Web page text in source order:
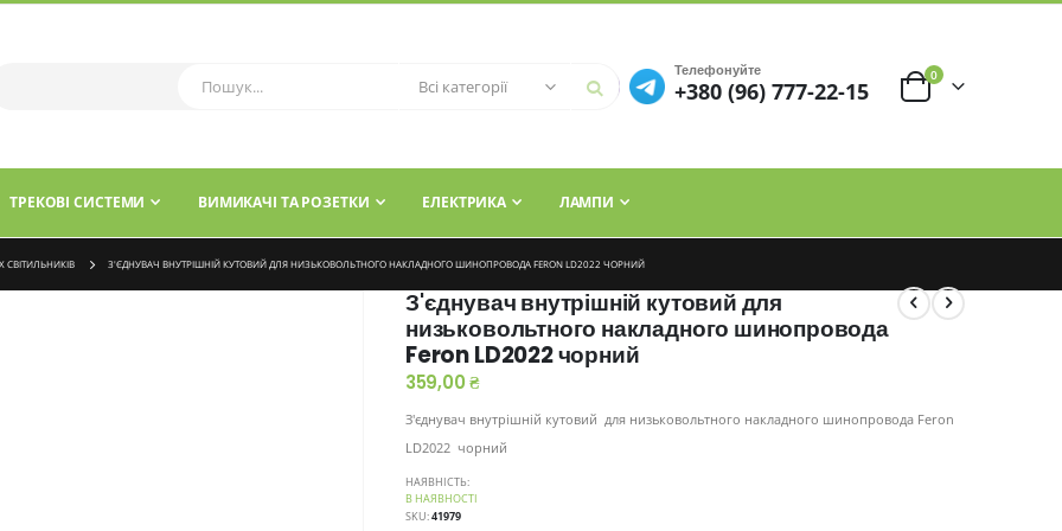
Телефонуйте
+380 (96) 777-22-15
0елементи
ТРЕКОВІ СИСТЕМИ ВИМИКАЧІ ТА РОЗЕТКИ ЕЛЕКТРИКА ЛАМПИ
СВІТИЛЬНИКІВ З'ЄДНУВАЧ ВНУТРІШНІЙ КУТОВИЙ ДЛЯ НИЗЬКОВОЛЬТНОГО НАКЛАДНОГО ШИНОПРОВОДА FERON LD2022 ЧОРНИЙ
З'єднувач внутрішній кутовий для
низьковольтного накладного шинопровода
Feron LD2022 чорний
359,00 ₴
З'єднувач внутрішній кутовий для низьковольтного накладного шинопровода Feron
LD2022 чорний
НАЯВНІСТЬ:
В НАЯВНОСТІ
SKU 41979